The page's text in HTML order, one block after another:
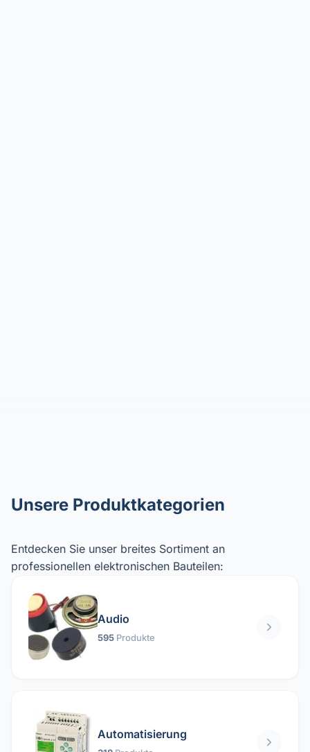
Unsere Produktkategorien
Entdecken Sie unser breites Sortiment an
professionellen elektronischen Bauteilen:
Audio
595 Produkte
Automatisierung